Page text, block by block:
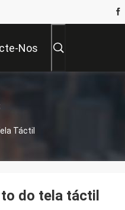
Nos
Táctil
do tela táctil